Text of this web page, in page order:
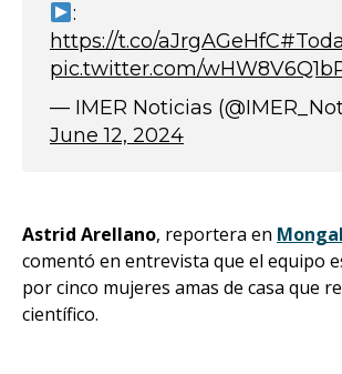
:
https://t.co/aJrgAGeHfC
pic.twitter.com/
— IMER Noticias
June 12, 2024
Astrid Arellano, reportera en
comentó en entrevista que el equipo
por cinco mujeres amas de casa que
científico.